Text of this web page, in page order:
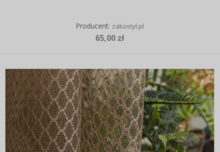
Producent: zakostyl.pl
65,00 zł